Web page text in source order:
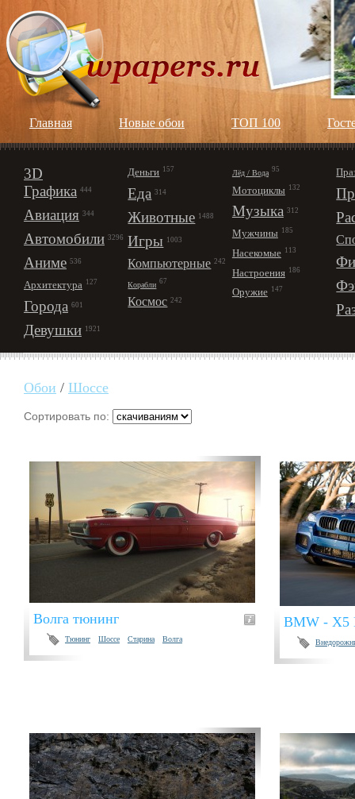
Главная Новые обои ТОП 100
3D
Графика 444
Авиация 344
Автомобили 3296
Аниме 536
Архитектура 127
Города 601
Девушки 1921
Деньги 157
Еда 314
Животные 1488
Игры 1003
Компьютерные 242
Корабли 67
Космос 242
Лёд / Вода 95
Мотоциклы 132
Музыка 312
Мужчины 185
Насекомые 113
Настроения 186
Оружие 147
Обои / Шоссе
Сортировать по:
Волга тюнинг
Тюнинг Шоссе Старина Волга
BMW - X5